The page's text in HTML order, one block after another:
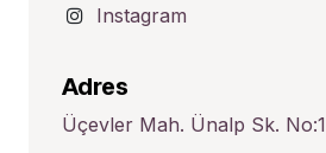
Instagram
Adres
Üçevler Mah. Ünalp Sk. No:1